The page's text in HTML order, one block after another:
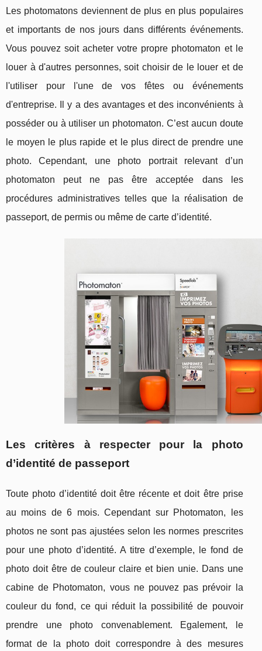
Les photomatons deviennent de plus en plus populaires
et importants de nos jours dans différents événements.
Vous pouvez soit acheter votre propre photomaton et le
louer à d'autres personnes, soit choisir de le louer et de
l'utiliser pour l'une de vos fêtes ou événements
d'entreprise. Il y a des avantages et des inconvénients à
posséder ou à utiliser un photomaton. C’est aucun doute
le moyen le plus rapide et le plus direct de prendre une
photo. Cependant, une photo portrait relevant d’un
photomaton peut ne pas être acceptée dans les
procédures administratives telles que la réalisation de
passeport, de permis ou même de carte d’identité.
Les critères à respecter pour la photo
d’identité de passeport
Toute photo d’identité doit être récente et doit être prise
au moins de 6 mois. Cependant sur Photomaton, les
photos ne sont pas ajustées selon les normes prescrites
pour une photo d’identité. A titre d’exemple, le fond de
photo doit être de couleur claire et bien unie. Dans une
cabine de Photomaton, vous ne pouvez pas prévoir la
couleur du fond, ce qui réduit la possibilité de pouvoir
prendre une photo convenablement. Egalement, le
format de la photo doit correspondre à des mesures